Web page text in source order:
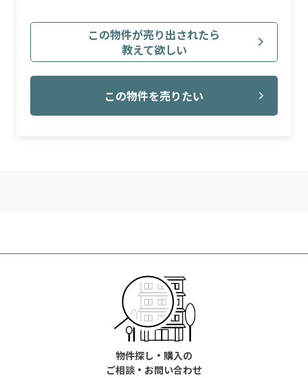
この物件が売り出されたら
教えて欲しい
この物件を売りたい
物件探し・購入の
ご相談・お問い合わせ